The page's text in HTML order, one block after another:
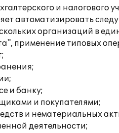
и налогового
автоматизировать
организаций в
применение типовых
и банку;
и покупателями;
и нематериальных
деятельности;